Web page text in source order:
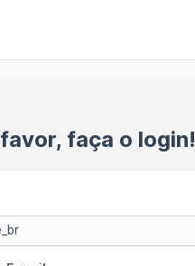
faça o login!